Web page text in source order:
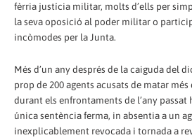
fèrria justícia militar, molts d’ells per
la seva oposició al poder militar o
incòmodes per la Junta.
Més d’un any després de la caiguda del
prop de 200 agents acusats de matar
durant els enfrontaments de l’any passat
única sentència ferma, in absentia a un
inexplicablement revocada i tornada a